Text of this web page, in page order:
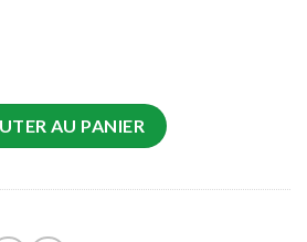
Pro 4003dw SFP Réseau Wifi A4 Recto
AU PANIER